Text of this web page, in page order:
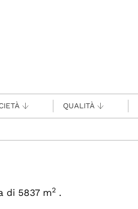
QUALITÀ
di 5837 m2 .